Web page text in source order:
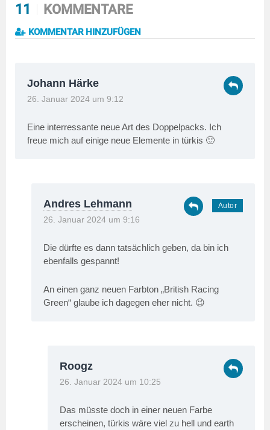
11 KOMMENTARE
KOMMENTAR HINZUFÜGEN
Johann Härke
26. Januar 2024 um 9:12
Eine interressante neue Art des Doppelpacks. Ich
freue mich auf einige neue Elemente in türkis 🙂
Andres Lehmann
26. Januar 2024 um 9:16
Die dürfte es dann tatsächlich geben, da bin ich
ebenfalls gespannt!
An einen ganz neuen Farbton „British Racing
Green“ glaube ich dagegen eher nicht. 😉
Roogz
26. Januar 2024 um 10:25
Das müsste doch in einer neuen Farbe
erscheinen, türkis wäre viel zu hell und earth